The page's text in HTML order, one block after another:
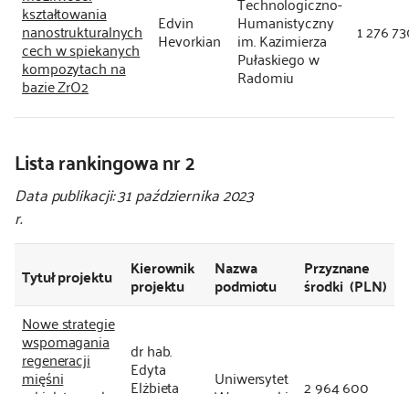
kształtowania
nanostrukturalnych
cech w spiekanych
kompozytach na
bazie ZrO2
Edvin
Hevorkian
Humanistyczny
im. Kazimierza
Pułaskiego w
Radomiu
1 276
Lista rankingowa nr 2
Data publikacji: 31 października 2023
r.
Tytuł projektu Kierownik
projektu
Nazwa
podmiotu
Przyznane
środki (PLN)
Nowe strategie
wspomagania
regeneracji
mięśni
dr hab.
Edyta
Elżbieta Uniwersytet 2 964 600